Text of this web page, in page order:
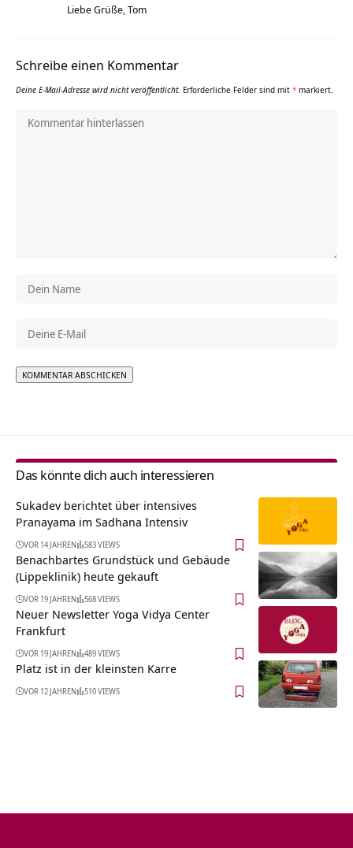
Liebe Grüße, Tom
Schreibe einen Kommentar
Deine E-Mail-Adresse wird nicht veröffentlicht. Erforderliche Felder sind mit * markiert.
Das könnte dich auch interessieren
Sukadev berichtet über intensives
Pranayama im Sadhana Intensiv
VOR 14 JAHREN 583 VIEWS
Benachbartes Grundstück und Gebäude
(Lippeklinik) heute gekauft
VOR 19 JAHREN 568 VIEWS
Neuer Newsletter Yoga Vidya Center
Frankfurt
VOR 19 JAHREN 489 VIEWS
Platz ist in der kleinsten Karre
VOR 12 JAHREN 510 VIEWS